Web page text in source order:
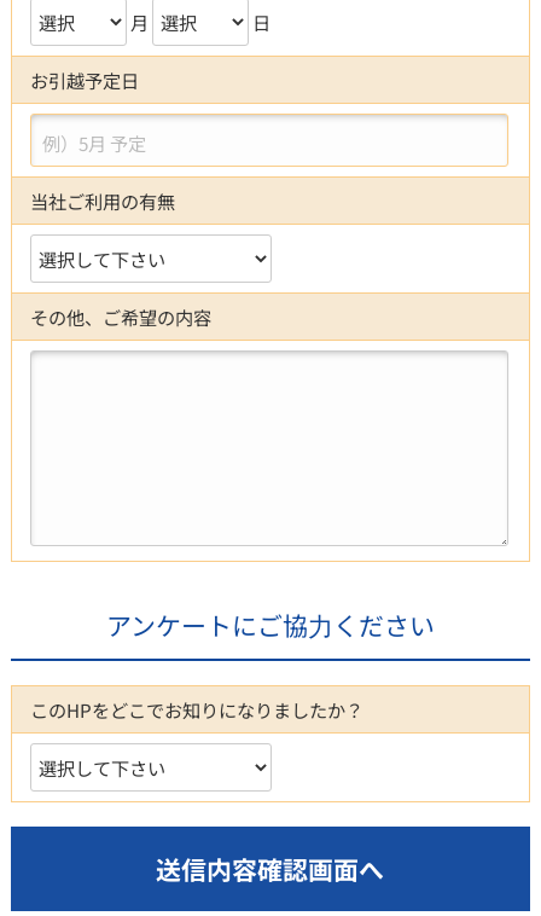
月 日
お引越予定日
例）5月 予定
当社ご利用の有無
その他、ご希望の内容
アンケートにご協⼒ください
このHPをどこでお知りになりましたか？